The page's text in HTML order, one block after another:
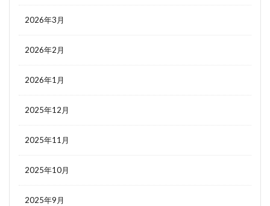
2026年3月
2026年2月
2026年1月
2025年12月
2025年11月
2025年10月
2025年9月